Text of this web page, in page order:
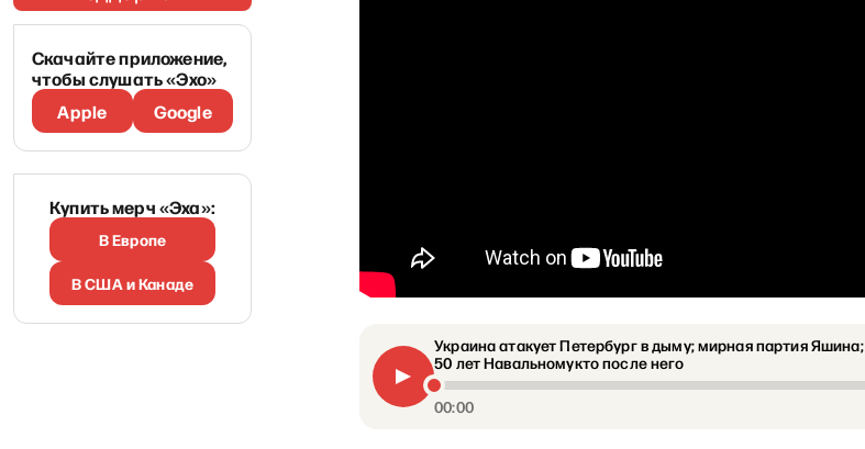
Скачайте приложение,
чтобы слушать «Эхо»
Apple
Google
Купить мерч «Эха»:
В Европе
В США и Канаде
Украина атакует Петербург в дыму; мирная партия Яшина;
50 лет Навальномукто после него
00:00